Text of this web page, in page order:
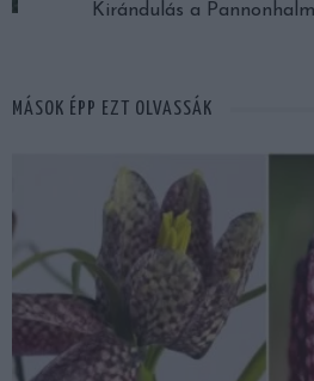
Kirándulás a
MÁSOK ÉPP EZT OLVASSÁK